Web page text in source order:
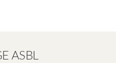
ASBL